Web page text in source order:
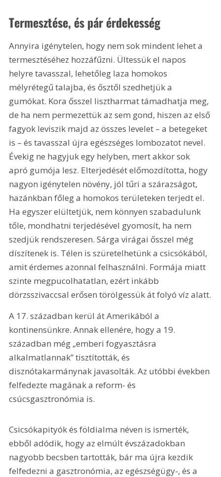
Termesztése, és pár érdekesség
Annyira igénytelen, hogy nem sok mindent lehet a
termesztéséhez hozzáfűzni. Ültessük el napos
helyre tavasszal, lehetőleg laza homokos
mélyrétegű talajba, és ősztől szedhetjük a
gumókat. Kora ősszel lisztharmat támadhatja meg,
de ha nem permezettük az sem gond, hiszen az első
fagyok leviszik majd az összes levelet – a betegeket
is – és tavasszal újra egészséges lombozatot nevel.
Évekig ne hagyjuk egy helyben, mert akkor sok
apró gumója lesz. Elterjedését előmozdította, hogy
nagyon igénytelen növény, jól tűri a szárazságot,
hazánkban főleg a homokos területeken terjedt el.
Ha egyszer elültetjük, nem könnyen szabadulunk
tőle, mondhatni terjedésével gyomosít, ha nem
szedjük rendszeresen. Sárga virágai ősszel még
díszítenek is. Télen is szüretelhetünk a csicsókából,
amit érdemes azonnal felhasználni. Formája miatt
szinte megpucolhatatlan, ezért inkább
dörzsszivaccsal erősen törölgessük át folyó víz alatt.
A 17. században kerül át Amerikából a
kontinensünkre. Annak ellenére, hogy a 19.
században még „emberi fogyasztásra
alkalmatlannak” tisztították, és
disznótakarmánynak javasolták. Az utóbbi években
felfedezte magának a reform- és
csúcsgasztronómia is.
Csicsókapityók és földialma néven is ismerték,
ebből adódik, hogy az elmúlt évszázadokban
nagyobb becsben tartották, bár ma újra kezdik
felfedezni a gasztronómia, az egészségügy-, és a